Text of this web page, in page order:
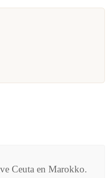
Ceuta en Marokko.